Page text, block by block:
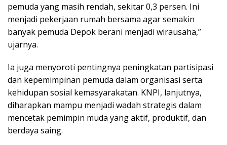
pemuda yang masih rendah, sekitar 0,3 persen. Ini
menjadi pekerjaan rumah bersama agar semakin
banyak pemuda Depok berani menjadi wirausaha,”
ujarnya.
Ia juga menyoroti pentingnya peningkatan partisipasi
dan kepemimpinan pemuda dalam organisasi serta
kehidupan sosial kemasyarakatan. KNPI, lanjutnya,
diharapkan mampu menjadi wadah strategis dalam
mencetak pemimpin muda yang aktif, produktif, dan
berdaya saing.